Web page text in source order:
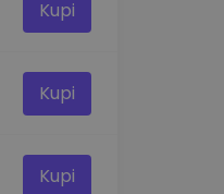
Kupi
Kupi
Kupi